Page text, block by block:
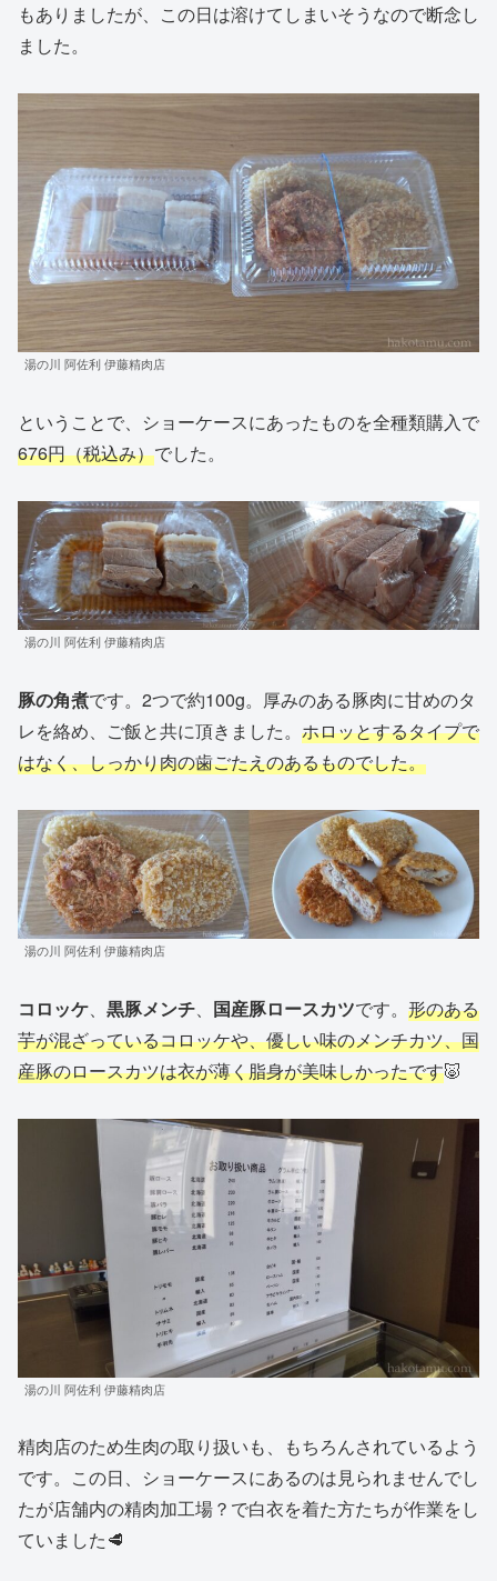
もありましたが、この日は溶けてしまいそうなので断念し
ました。
湯の川 阿佐利 伊藤精肉店
ということで、ショーケースにあったものを全種類購入で
676円（税込み）でした。
湯の川 阿佐利 伊藤精肉店
豚の角煮です。2つで約100g。厚みのある豚肉に甘めのタ
レを絡め、ご飯と共に頂きました。 ホロッとするタイプで
はなく、しっかり肉の歯ごたえのあるものでした。
湯の川 阿佐利 伊藤精肉店
コロッケ、 黒豚メンチ、 国産豚ロースカツです。 形のある
芋が混ざっているコロッケや、優しい味のメンチカツ、国
産豚のロースカツは衣が薄く脂身が美味しかったです🐷
湯の川 阿佐利 伊藤精肉店
精肉店のため生肉の取り扱いも、もちろんされているよう
です。この日、ショーケースにあるのは見られませんでし
たが店舗内の精肉加工場？で白衣を着た方たちが作業をし
ていました🥩